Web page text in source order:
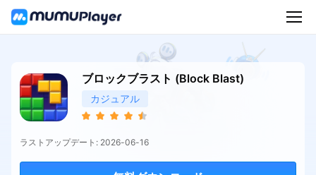
ブロックブラスト (Block Blast)
カジュアル
ラストアップデート: 2026-06-16